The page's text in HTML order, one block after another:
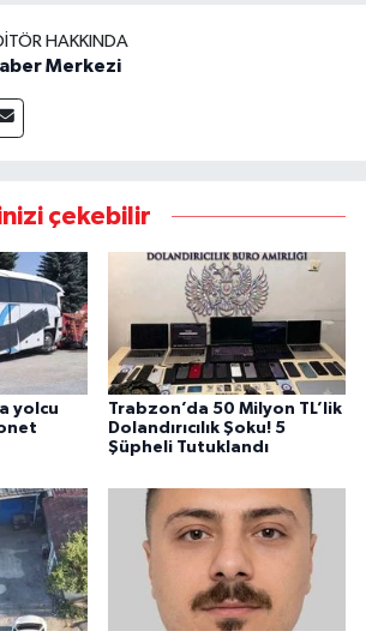
HAKKINDA
Merkezi
çekebilir
yolcu
Trabzon’da 50 Milyon TL’lik
Dolandırıcılık Şoku! 5
Şüpheli Tutuklandı